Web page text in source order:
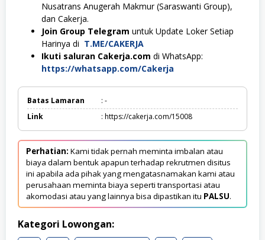
Nusatrans Anugerah Makmur (Saraswanti Group),
dan Cakerja.
Join Group Telegram untuk Update Loker Setiap
Harinya di T.ME/CAKERJA
Ikuti saluran Cakerja.com di WhatsApp:
https://whatsapp.com/Cakerja
Batas Lamaran
: -
Link
: https://cakerja.com/15008
Perhatian: Kami tidak pernah meminta imbalan atau
biaya dalam bentuk apapun terhadap rekrutmen disitus
ini apabila ada pihak yang mengatasnamakan kami atau
perusahaan meminta biaya seperti transportasi atau
akomodasi atau yang lainnya bisa dipastikan itu PALSU.
Kategori Lowongan: